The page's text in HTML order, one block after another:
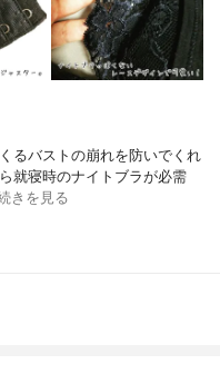
るバストの崩れを防いでくれ
就寝時のナイトブラが必需
きを見る